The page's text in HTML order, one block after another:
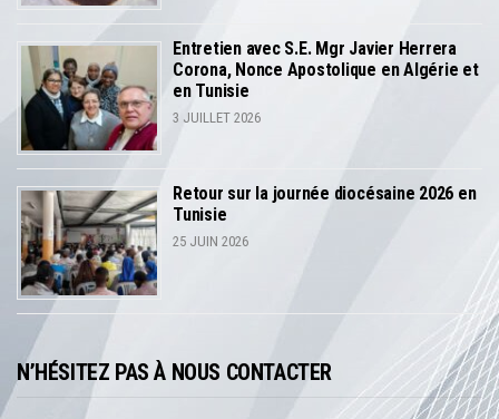
Entretien avec S.E. Mgr Javier Herrera
Corona, Nonce Apostolique en Algérie et
en Tunisie
3 JUILLET 2026
Retour sur la journée diocésaine 2026 en
Tunisie
25 JUIN 2026
N’HÉSITEZ PAS À NOUS CONTACTER